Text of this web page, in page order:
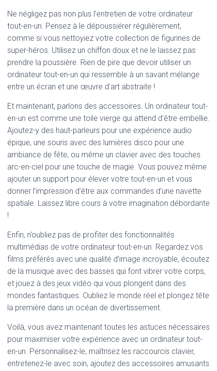
Ne négligez pas non plus l’entretien de votre ordinateur
tout-en-un. Pensez à le dépoussiérer régulièrement,
comme si vous nettoyiez votre collection de figurines de
super-héros. Utilisez un chiffon doux et ne le laissez pas
prendre la poussière. Rien de pire que devoir utiliser un
ordinateur tout-en-un qui ressemble à un savant mélange
entre un écran et une œuvre d’art abstraite !
Et maintenant, parlons des accessoires. Un ordinateur tout-
en-un est comme une toile vierge qui attend d’être embellie.
Ajoutez-y des haut-parleurs pour une expérience audio
épique, une souris avec des lumières disco pour une
ambiance de fête, ou même un clavier avec des touches
arc-en-ciel pour une touche de magie. Vous pouvez même
ajouter un support pour élever votre tout-en-un et vous
donner l’impression d’être aux commandes d’une navette
spatiale. Laissez libre cours à votre imagination débordante
!
Enfin, n’oubliez pas de profiter des fonctionnalités
multimédias de votre ordinateur tout-en-un. Regardez vos
films préférés avec une qualité d’image incroyable, écoutez
de la musique avec des basses qui font vibrer votre corps,
et jouez à des jeux vidéo qui vous plongent dans des
mondes fantastiques. Oubliez le monde réel et plongez tête
la première dans un océan de divertissement.
Voilà, vous avez maintenant toutes les astuces nécessaires
pour maximiser votre expérience avec un ordinateur tout-
en-un. Personnalisez-le, maîtrisez les raccourcis clavier,
entretenez-le avec soin, ajoutez des accessoires amusants